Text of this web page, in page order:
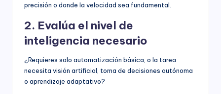
precisión o donde la velocidad sea fundamental.
2. Evalúa el nivel de
inteligencia necesario
¿Requieres solo automatización básica, o la tarea
necesita visión artificial, toma de decisiones autónoma
o aprendizaje adaptativo?